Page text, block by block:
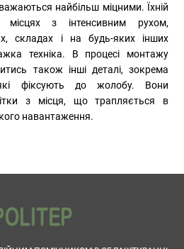
найбільш міцними. Їхній
з інтенсивним рухом,
складах і на будь-яких інших
техніка. В процесі монтажу
також інші деталі, зокрема
фіксують до жолобу. Вони
з місця, що трапляється в
навантаження.